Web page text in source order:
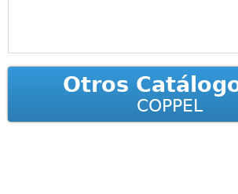
Otros
COPPEL